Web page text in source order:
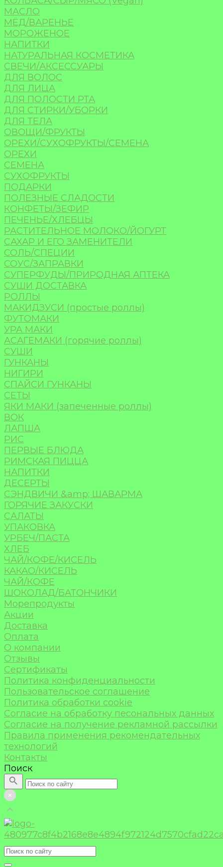
МАСЛО
МЁД/ВАРЕНЬЕ
МОРОЖЕНОЕ
НАПИТКИ
НАТУРАЛЬНАЯ КОСМЕТИКА
СВЕЧИ/АКСЕССУАРЫ
ДЛЯ ВОЛОС
ДЛЯ ЛИЦА
ДЛЯ ПОЛОСТИ РТА
ДЛЯ СТИРКИ/УБОРКИ
ДЛЯ ТЕЛА
ОВОЩИ/ФРУКТЫ
ОРЕХИ/СУХОФРУКТЫ/СЕМЕНА
ОРЕХИ
СЕМЕНА
СУХОФРУКТЫ
ПОДАРКИ
ПОЛЕЗНЫЕ СЛАДОСТИ
КОНФЕТЫ/ЗЕФИР
ПЕЧЕНЬЕ/ХЛЕБЦЫ
РАСТИТЕЛЬНОЕ МОЛОКО/ЙОГУРТ
САХАР И ЕГО ЗАМЕНИТЕЛИ
СОЛЬ/СПЕЦИИ
СОУС/ЗАПРАВКИ
СУПЕРФУДЫ/ПРИРОДНАЯ АПТЕКА
СУШИ ДОСТАВКА
РОЛЛЫ
МАКИДЗУСИ (простые роллы)
ФУТОМАКИ
УРА МАКИ
АСАГЕМАКИ (горячие роллы)
СУШИ
ГУНКАНЫ
НИГИРИ
СПАЙСИ ГУНКАНЫ
СЕТЫ
ЯКИ МАКИ (запеченные роллы)
ВОК
ЛАПША
РИС
ПЕРВЫЕ БЛЮДА
РИМСКАЯ ПИЦЦА
НАПИТКИ
ДЕСЕРТЫ
СЭНДВИЧИ &amp; ШАВАРМА
ГОРЯЧИЕ ЗАКУСКИ
САЛАТЫ
УПАКОВКА
УРБЕЧ/ПАСТА
ХЛЕБ
ЧАЙ/КОФЕ/КИСЕЛЬ
КАКАО/КИСЕЛЬ
ЧАЙ/КОФЕ
ШОКОЛАД/БАТОНЧИКИ
Морепродукты
Акции
Доставка
Оплата
О компании
Отзывы
Сертификаты
Политика конфиденциальности
Пользовательское соглашение
Политика обработки cookie
Согласие на обработку песональных данных
Согласие на получение рекламной рассылки
Правила применения рекомендательных
технологий
Контакты
Поиск